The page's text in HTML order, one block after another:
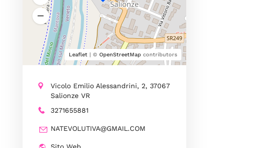
Leaflet| © OpenStreetMapcontributors
Vicolo Emilio Alessandrini, 2, 37067
Salionze VR
3271655881
NATEVOLUTIVA@GMAIL.COM
Sito Web